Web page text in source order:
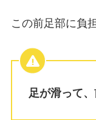
この前足部に負
足が滑って